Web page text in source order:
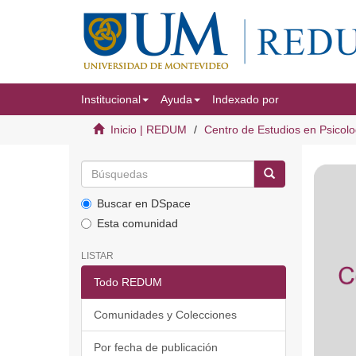
Institucional Ayuda Indexado por
Inicio | REDUM Centro de Estudios en
Buscar en DSpace
Esta comunidad
LISTAR
Todo REDUM
Comunidades y Colecciones
Por fecha de publicación